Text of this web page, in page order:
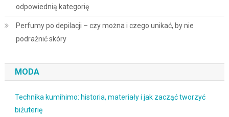
odpowiednią kategorię
Perfumy po depilacji – czy można i czego unikać, by nie
podrażnić skóry
MODA
Technika kumihimo: historia, materiały i jak zacząć tworzyć
biżuterię